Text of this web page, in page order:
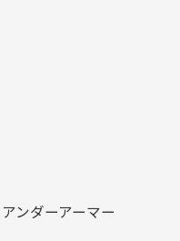
ンダーアーマー